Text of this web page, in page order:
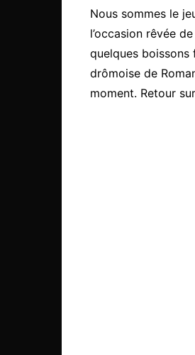
Nous sommes le
l’occasion rêvée
quelques boissons
drômoise de
moment. Retour